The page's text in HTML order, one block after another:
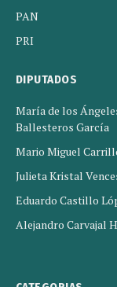
PAN
PRI
DIPUTADOS
María de los
Ballesteros García
Mario Miguel
Julieta Kristal
Eduardo Castillo
Alejandro Carvajal